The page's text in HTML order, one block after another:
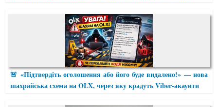
🚨 «Підтвердіть оголошення або його буде видалено!» — нова
шахрайська схема на OLX, через яку крадуть Viber-акаунти